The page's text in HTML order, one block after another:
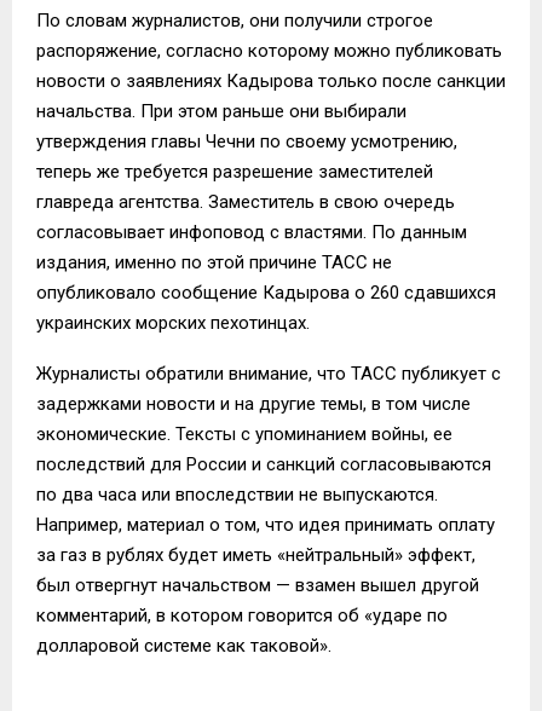
По словам журналистов, они получили строгое
распоряжение, согласно которому можно публиковать
новости о заявлениях Кадырова только после санкции
начальства. При этом раньше они выбирали
утверждения главы Чечни по своему усмотрению,
теперь же требуется разрешение заместителей
главреда агентства. Заместитель в свою очередь
согласовывает инфоповод с властями. По данным
издания, именно по этой причине ТАСС не
опубликовало сообщение Кадырова о 260 сдавшихся
украинских морских пехотинцах.
Журналисты обратили внимание, что ТАСС публикует с
задержками новости и на другие темы, в том числе
экономические. Тексты с упоминанием войны, ее
последствий для России и санкций согласовываются
по два часа или впоследствии не выпускаются.
Например, материал о том, что идея принимать оплату
за газ в рублях будет иметь «нейтральный» эффект,
был отвергнут начальством — взамен вышел другой
комментарий, в котором говорится об «ударе по
долларовой системе как таковой».